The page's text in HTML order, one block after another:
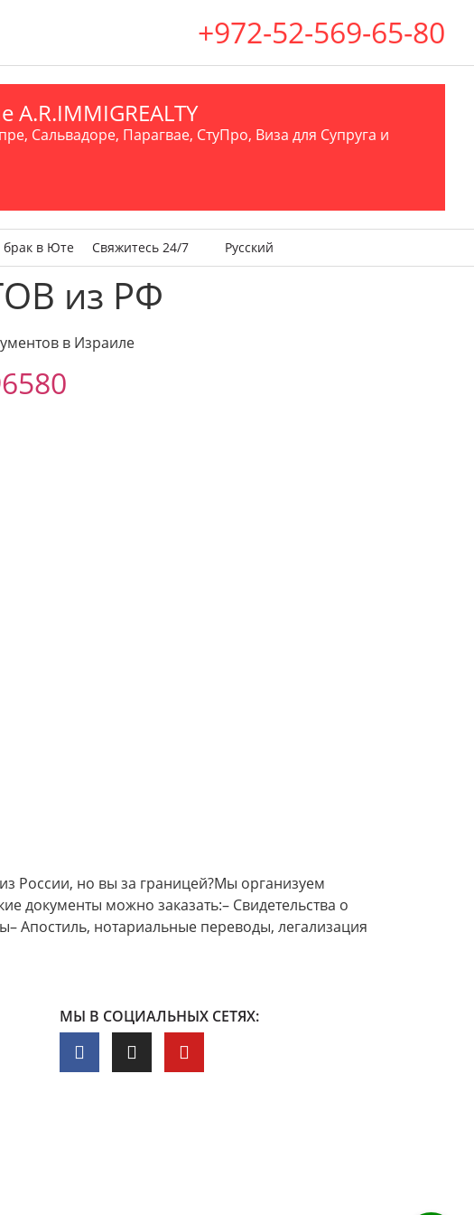
+972-52-569-65-80
A.R.IMMIGREALTY
Сальвадоре, Парагвае, СтуПро, Виза для Супруга и
в Юте Свяжитесь 24/7 Русский
из РФ
в Израиле
но вы за границей?Мы организуем
документы можно заказать:– Свидетельства о
Апостиль, нотариальные переводы, легализация
МЫ В СОЦИАЛЬНЫХ СЕТЯХ: